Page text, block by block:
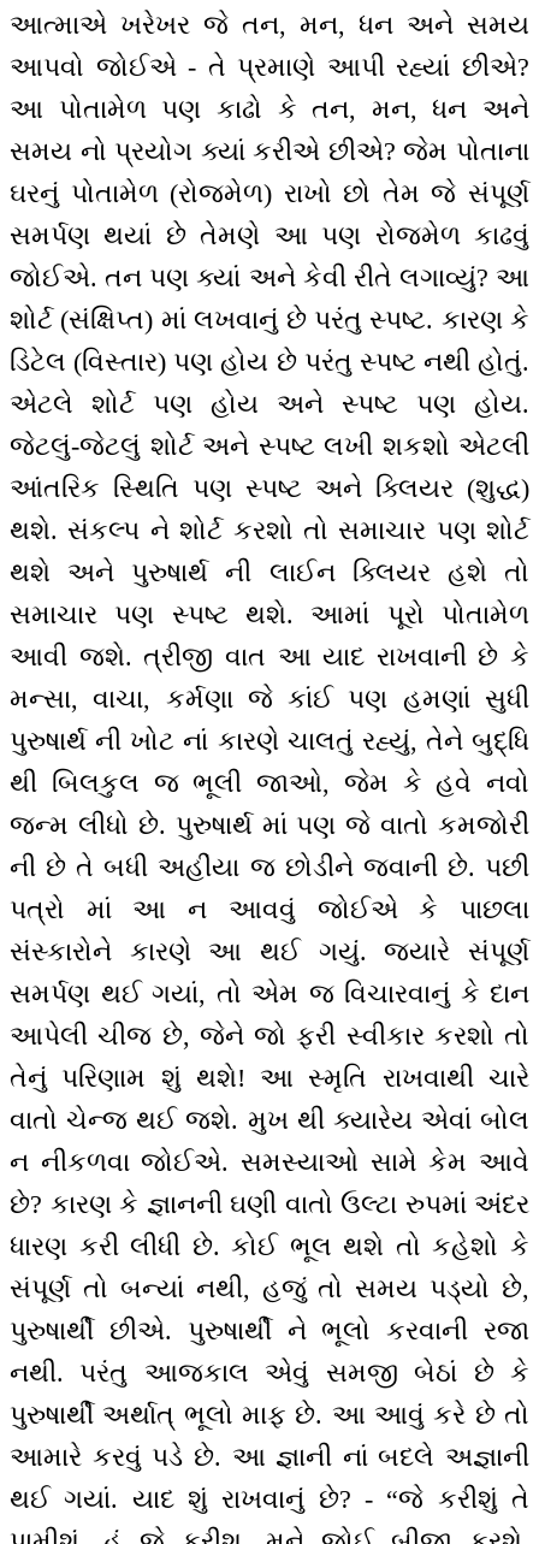
આત્માએ ખરેખર જે તન, મન, ધન અને સમય
આપવો જોઈએ - તે પ્રમાણે આપી રહ્યાં છીએ?
આ પોતામેળ પણ કાઢો કે તન, મન, ધન અને
સમય નો પ્રયોગ ક્યાં કરીએ છીએ? જેમ પોતાના
ઘરનું પોતામેળ (રોજમેળ) રાખો છો તેમ જે સંપૂર્ણ
સમર્પણ થયાં છે તેમણે આ પણ રોજમેળ કાઢવું
જોઈએ. તન પણ ક્યાં અને કેવી રીતે લગાવ્યું? આ
શોર્ટ (સંક્ષિપ્ત) માં લખવાનું છે પરંતુ સ્પષ્ટ. કારણ કે
ડિટેલ (વિસ્તાર) પણ હોય છે પરંતુ સ્પષ્ટ નથી હોતું.
એટલે શોર્ટ પણ હોય અને સ્પષ્ટ પણ હોય.
જેટલું-જેટલું શોર્ટ અને સ્પષ્ટ લખી શકશો એટલી
આંતરિક સ્થિતિ પણ સ્પષ્ટ અને ક્લિયર (શુદ્ધ)
થશે. સંકલ્પ ને શોર્ટ કરશો તો સમાચાર પણ શોર્ટ
થશે અને પુરુષાર્થ ની લાઈન ક્લિયર હશે તો
સમાચાર પણ સ્પષ્ટ થશે. આમાં પૂરો પોતામેળ
આવી જશે. ત્રીજી વાત આ યાદ રાખવાની છે કે
મન્સા, વાચા, કર્મણા જે કાંઈ પણ હમણાં સુધી
પુરુષાર્થ ની ખોટ નાં કારણે ચાલતું રહ્યું, તેને બુદ્ધિ
થી બિલકુલ જ ભૂલી જાઓ, જેમ કે હવે નવો
જન્મ લીધો છે. પુરુષાર્થ માં પણ જે વાતો કમજોરી
ની છે તે બધી અહીંયા જ છોડીને જવાની છે. પછી
પત્રો માં આ ન આવવું જોઈએ કે પાછલા
સંસ્કારોને કારણે આ થઈ ગયું. જ્યારે સંપૂર્ણ
સમર્પણ થઈ ગયાં, તો એમ જ વિચારવાનું કે દાન
આપેલી ચીજ છે, જેને જો ફરી સ્વીકાર કરશો તો
તેનું પરિણામ શું થશે! આ સ્મૃતિ રાખવાથી ચારે
વાતો ચેન્જ થઈ જશે. મુખ થી ક્યારેય એવાં બોલ
ન નીકળવા જોઈએ. સમસ્યાઓ સામે કેમ આવે
છે? કારણ કે જ્ઞાનની ઘણી વાતો ઉલ્ટા રુપમાં અંદર
ધારણ કરી લીધી છે. કોઈ ભૂલ થશે તો કહેશો કે
સંપૂર્ણ તો બન્યાં નથી, હજું તો સમય પડ્યો છે,
પુરુષાર્થી છીએ. પુરુષાર્થી ને ભૂલો કરવાની રજા
નથી. પરંતુ આજકાલ એવું સમજી બેઠાં છે કે
પુરુષાર્થી અર્થાત્ ભૂલો માફ છે. આ આવું કરે છે તો
આમારે કરવું પડે છે. આ જ્ઞાની નાં બદલે અજ્ઞાની
થઈ ગયાં. યાદ શું રાખવાનું છે? - “જે કરીશું તે